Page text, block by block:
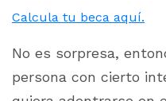
Calcula tu beca aquí.
No es sorpresa,
persona con cierto